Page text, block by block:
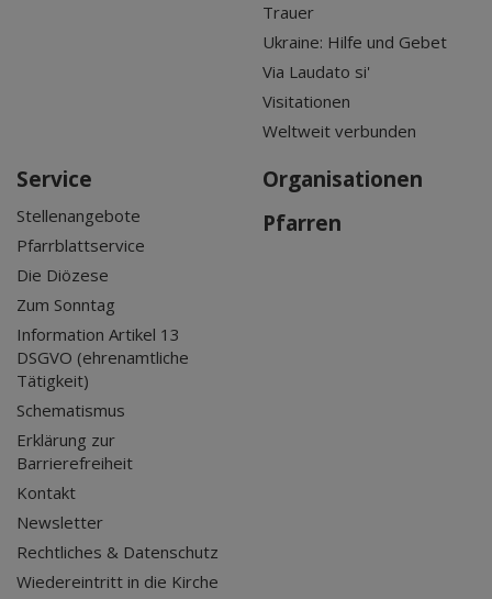
Trauer
Ukraine: Hilfe und Gebet
Via Laudato si'
Visitationen
Weltweit verbunden
Service
Stellenangebote
Pfarrblattservice
Die Diözese
Zum Sonntag
Information Artikel 13
DSGVO (ehrenamtliche
Tätigkeit)
Schematismus
Erklärung zur
Barrierefreiheit
Kontakt
Newsletter
Rechtliches & Datenschutz
Wiedereintritt in die Kirche
Organisationen
Pfarren